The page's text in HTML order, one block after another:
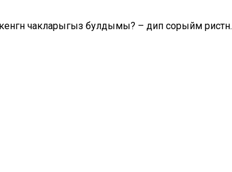
чакларыгыз булдымы? – дип сорыйм рәистән.